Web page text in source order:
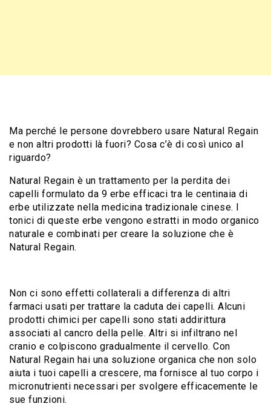
Ma perché le persone dovrebbero usare Natural Regain
e non altri prodotti là fuori? Cosa c’è di così unico al
riguardo?
Natural Regain è un trattamento per la perdita dei
capelli formulato da 9 erbe efficaci tra le centinaia di
erbe utilizzate nella medicina tradizionale cinese. I
tonici di queste erbe vengono estratti in modo organico
naturale e combinati per creare la soluzione che è
Natural Regain.
Non ci sono effetti collaterali a differenza di altri
farmaci usati per trattare la caduta dei capelli. Alcuni
prodotti chimici per capelli sono stati addirittura
associati al cancro della pelle. Altri si infiltrano nel
cranio e colpiscono gradualmente il cervello. Con
Natural Regain hai una soluzione organica che non solo
aiuta i tuoi capelli a crescere, ma fornisce al tuo corpo i
micronutrienti necessari per svolgere efficacemente le
sue funzioni.